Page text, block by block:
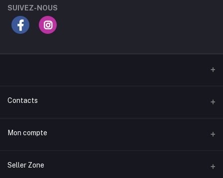
SUIVEZ-NOUS
Contacts
Adresse
Téléphone
Mon compte
تسجيل الدخول لحسابك
Seller Zone